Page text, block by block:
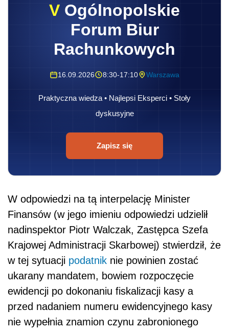
V Ogólnopolskie
Forum Biur
Rachunkowych
16.09.2026 8:30-17:10 Warszawa
Praktyczna wiedza • Najlepsi Eksperci • Stoły
dyskusyjne
Zapisz się
W odpowiedzi na tą interpelację Minister
Finansów (w jego imieniu odpowiedzi udzielił
nadinspektor Piotr Walczak, Zastępca Szefa
Krajowej Administracji Skarbowej) stwierdził, że
w tej sytuacji podatnik nie powinien zostać
ukarany mandatem, bowiem rozpoczęcie
ewidencji po dokonaniu fiskalizacji kasy a
przed nadaniem numeru ewidencyjnego kasy
nie wypełnia znamion czynu zabronionego